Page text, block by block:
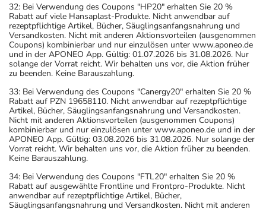
32: Bei Verwendung des Coupons "HP20" erhalten Sie 20 %
Rabatt auf viele Hansaplast-Produkte. Nicht anwendbar auf
rezeptpflichtige Artikel, Bücher, Säuglingsanfangsnahrung und
Versandkosten. Nicht mit anderen Aktionsvorteilen (ausgenommen
Coupons) kombinierbar und nur einzulösen unter www.aponeo.de
und in der APONEO App. Gültig: 01.07.2026 bis 31.08.2026. Nur
solange der Vorrat reicht. Wir behalten uns vor, die Aktion früher
zu beenden. Keine Barauszahlung.
33: Bei Verwendung des Coupons "Canergy20" erhalten Sie 20 %
Rabatt auf PZN 19658110. Nicht anwendbar auf rezeptpflichtige
Artikel, Bücher, Säuglingsanfangsnahrung und Versandkosten.
Nicht mit anderen Aktionsvorteilen (ausgenommen Coupons)
kombinierbar und nur einzulösen unter www.aponeo.de und in der
APONEO App. Gültig: 03.08.2026 bis 31.08.2026. Nur solange der
Vorrat reicht. Wir behalten uns vor, die Aktion früher zu beenden.
Keine Barauszahlung.
34: Bei Verwendung des Coupons "FTL20" erhalten Sie 20 %
Rabatt auf ausgewählte Frontline und Frontpro-Produkte. Nicht
anwendbar auf rezeptpflichtige Artikel, Bücher,
Säuglingsanfangsnahrung und Versandkosten. Nicht mit anderen